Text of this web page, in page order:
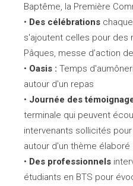
Baptême, la Première
Des célébrations
s'ajoutent celles pour des
Pâques, messe d’action
Oasis : Temps
autour d'un repas
Journée des
terminale qui peuvent
intervenants sollicités
autour d'un thème élaboré
Des professionnels
étudiants en BTS pour